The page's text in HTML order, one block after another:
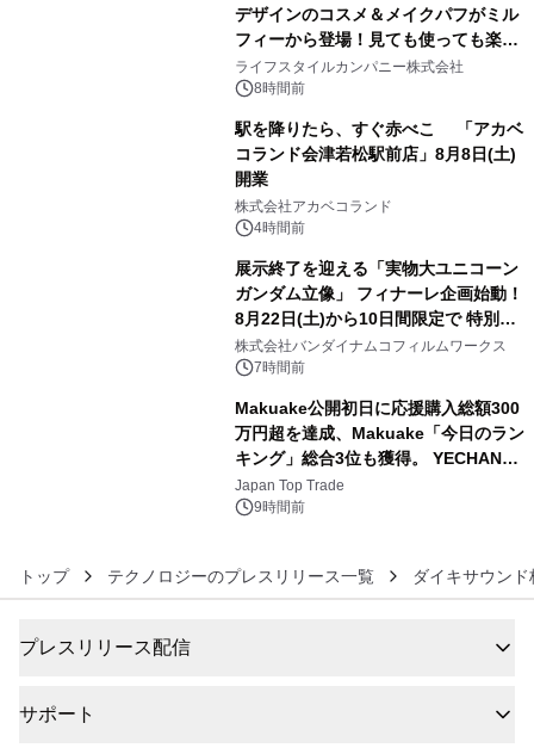
デザインのコスメ＆メイクパフがミル
フィーから登場！見ても使っても楽し
い、ポップでキュートなコレクショ
ン。
ライフスタイルカンパニー株式会社
8時間前
駅を降りたら、すぐ赤べこ 「アカベ
コランド会津若松駅前店」8月8日(土)
開業
株式会社アカベコランド
4時間前
展示終了を迎える「実物大ユニコーン
ガンダム立像」 フィナーレ企画始動！
8月22日(土)から10日間限定で 特別映
像『UNICORN GUNDAM Statue ―
BEYOND POSSIBILITY ―』を上映！
株式会社バンダイナムコフィルムワークス
7時間前
Makuake公開初日に応援購入総額300
万円超を達成、Makuake「今日のラン
キング」総合3位も獲得。 YECHAN音
浴シンギングボウル第2弾の大型サイ
ズ（XL・2XL・3XL）を先行販売中
Japan Top Trade
9時間前
トップ テクノロジーのプレスリリース一覧 ダイキサウン
プレスリリース配信
サポート